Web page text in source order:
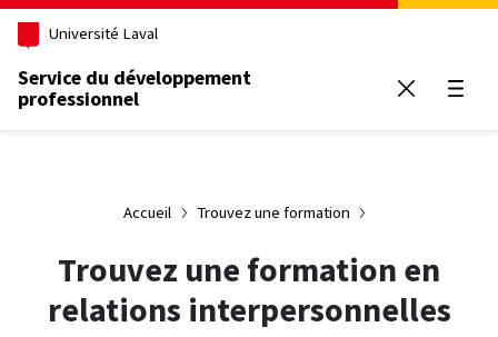
Aller au contenu principal
Université Laval
Service du développement
professionnel
Accueil Trouvez une formation
Trouvez une formation en
relations interpersonnelles